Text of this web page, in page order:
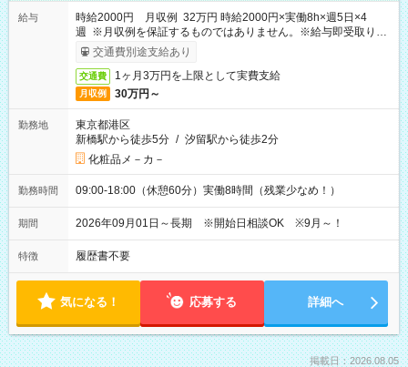
給与
時給2000円 月収例 32万円 時給2000円×実働8h×週5日×4
週 ※月収例を保証するものではありません。※給与即受取りサ
ービス利用可（利用条件有）
交通費別途支給あり
交通費 1ヶ月3万円を上限として実費支給
月収例 30万円～
勤務地
東京都港区
新橋駅から徒歩5分 / 汐留駅から徒歩2分
化粧品メ－カ－
勤務時間 09:00-18:00（休憩60分）実働8時間（残業少なめ！）
期間 2026年09月01日～長期 ※開始日相談OK ※9月～！
特徴 履歴書不要
気になる！ 応募する 詳細へ
掲載日：2026.08.05